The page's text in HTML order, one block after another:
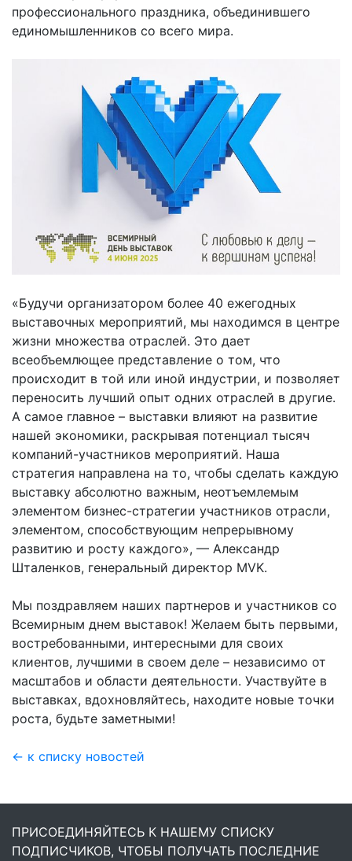
профессионального праздника, объединившего
единомышленников со всего мира.
«Будучи организатором более 40 ежегодных
выставочных мероприятий, мы находимся в центре
жизни множества отраслей. Это дает
всеобъемлющее представление о том, что
происходит в той или иной индустрии, и позволяет
переносить лучший опыт одних отраслей в другие.
А самое главное – выставки влияют на развитие
нашей экономики, раскрывая потенциал тысяч
компаний-участников мероприятий. Наша
стратегия направлена на то, чтобы сделать каждую
выставку абсолютно важным, неотъемлемым
элементом бизнес-стратегии участников отрасли,
элементом, способствующим непрерывному
развитию и росту каждого», — Александр
Шталенков, генеральный директор MVK.
Мы поздравляем наших партнеров и участников со
Всемирным днем выставок! Желаем быть первыми,
востребованными, интересными для своих
клиентов, лучшими в своем деле – независимо от
масштабов и области деятельности. Участвуйте в
выставках, вдохновляйтесь, находите новые точки
роста, будьте заметными!
← к списку новостей
ПРИСОЕДИНЯЙТЕСЬ К НАШЕМУ СПИСКУ
ПОДПИСЧИКОВ, ЧТОБЫ ПОЛУЧАТЬ ПОСЛЕДНИЕ